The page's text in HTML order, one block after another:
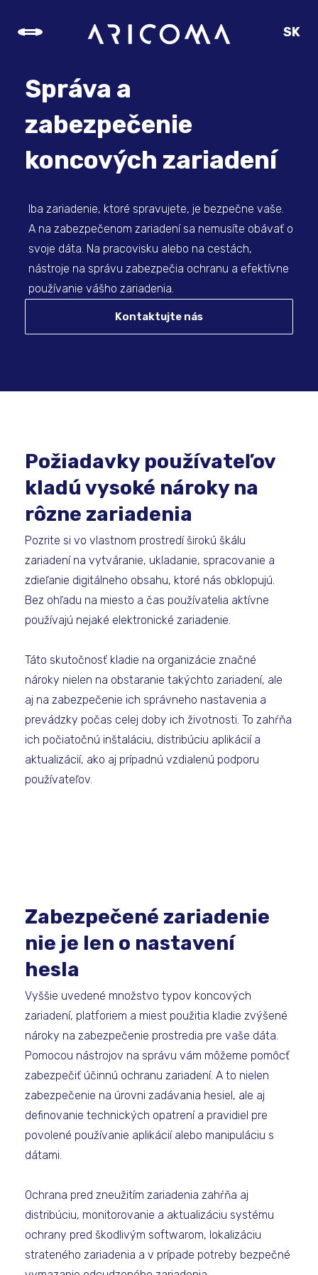
SK
Správa a
zabezpečenie
koncových zariadení
Iba zariadenie, ktoré spravujete, je bezpečne vaše.
A na zabezpečenom zariadení sa nemusíte obávať o
svoje dáta. Na pracovisku alebo na cestách,
nástroje na správu zabezpečia ochranu a efektívne
používanie vášho zariadenia.
Kontaktujte nás
Požiadavky používateľov
kladú vysoké nároky na
rôzne zariadenia
Pozrite si vo vlastnom prostredí širokú škálu
zariadení na vytváranie, ukladanie, spracovanie a
zdieľanie digitálneho obsahu, ktoré nás obklopujú.
Bez ohľadu na miesto a čas používatelia aktívne
používajú nejaké elektronické zariadenie.
Táto skutočnosť kladie na organizácie značné
nároky nielen na obstaranie takýchto zariadení, ale
aj na zabezpečenie ich správneho nastavenia a
prevádzky počas celej doby ich životnosti. To zahŕňa
ich počiatočnú inštaláciu, distribúciu aplikácií a
aktualizácií, ako aj prípadnú vzdialenú podporu
používateľov.
Zabezpečené zariadenie
nie je len o nastavení
hesla
Vyššie uvedené množstvo typov koncových
zariadení, platforiem a miest použitia kladie zvýšené
nároky na zabezpečenie prostredia pre vaše dáta.
Pomocou nástrojov na správu vám môžeme pomôcť
zabezpečiť účinnú ochranu zariadení. A to nielen
zabezpečenie na úrovni zadávania hesiel, ale aj
definovanie technických opatrení a pravidiel pre
povolené používanie aplikácií alebo manipuláciu s
dátami.
Ochrana pred zneužitím zariadenia zahŕňa aj
distribúciu, monitorovanie a aktualizáciu systému
ochrany pred škodlivým softwarom, lokalizáciu
strateného zariadenia a v prípade potreby bezpečné